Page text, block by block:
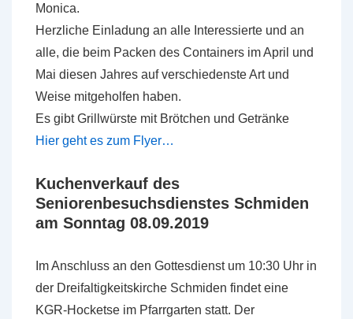
Monica.
Herzliche Einladung an alle Interessierte und an
alle, die beim Packen des Containers im April und
Mai diesen Jahres auf verschiedenste Art und
Weise mitgeholfen haben.
Es gibt Grillwürste mit Brötchen und Getränke
Hier geht es zum Flyer…
Kuchenverkauf des
Seniorenbesuchsdienstes Schmiden
am Sonntag 08.09.2019
Im Anschluss an den Gottesdienst um 10:30 Uhr in
der Dreifaltigkeitskirche Schmiden findet eine
KGR-Hocketse im Pfarrgarten statt. Der